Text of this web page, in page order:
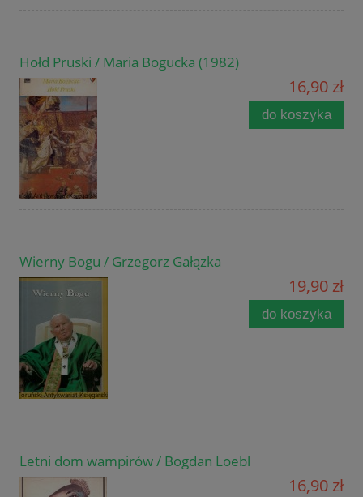
Hołd Pruski / Maria Bogucka (1982)
16,90 zł
do koszyka
Wierny Bogu / Grzegorz Gałązka
19,90 zł
do koszyka
Letni dom wampirów / Bogdan Loebl
16,90 zł